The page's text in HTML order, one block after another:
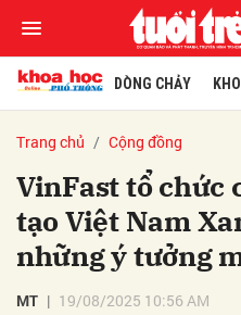
DÒNG CHẢY
Trang chủ Cộng đồng
VinFast tổ chức
tạo Việt Nam
những ý tưởng
MT 19/08/2025 10:56 AM